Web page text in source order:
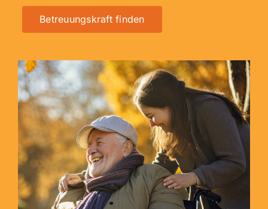
Betreuungskraft finden